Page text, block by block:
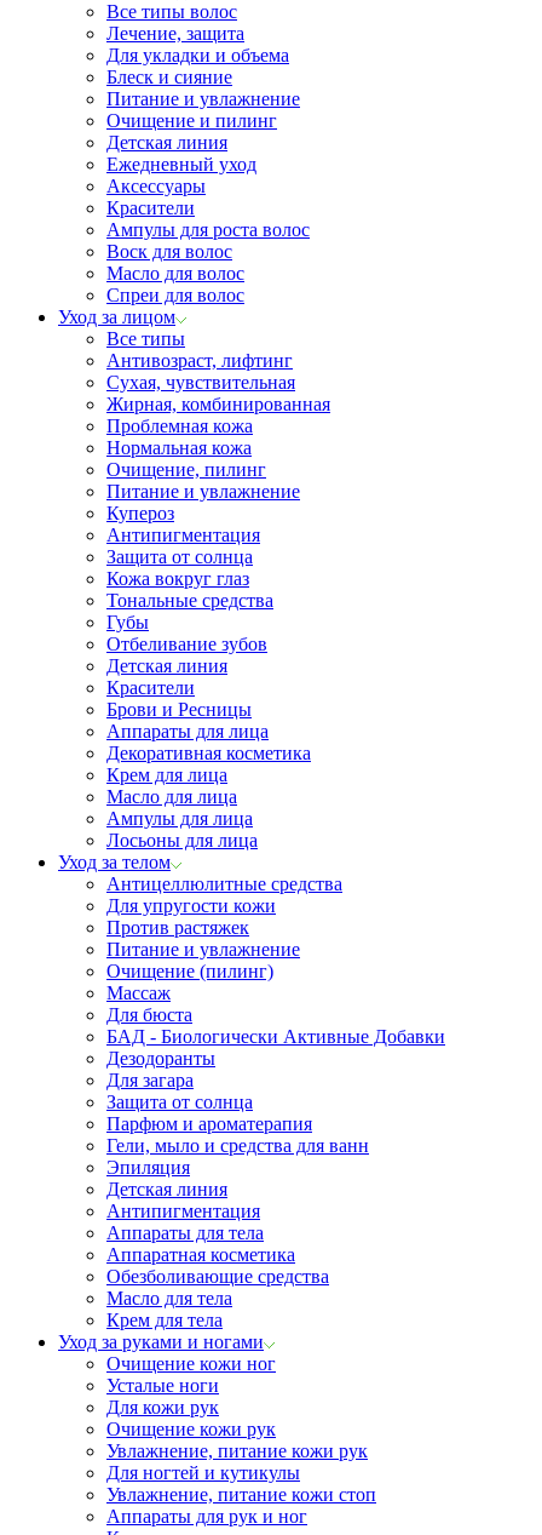
Все типы волос
Лечение, защита
Для укладки и объема
Блеск и сияние
Питание и увлажнение
Очищение и пилинг
Детская линия
Ежедневный уход
Аксессуары
Красители
Ампулы для роста волос
Воск для волос
Масло для волос
Спреи для волос
Уход за лицом
Все типы
Антивозраст, лифтинг
Сухая, чувствительная
Жирная, комбинированная
Проблемная кожа
Нормальная кожа
Очищение, пилинг
Питание и увлажнение
Купероз
Антипигментация
Защита от солнца
Кожа вокруг глаз
Тональные средства
Губы
Отбеливание зубов
Детская линия
Красители
Брови и Ресницы
Аппараты для лица
Декоративная косметика
Крем для лица
Масло для лица
Ампулы для лица
Лосьоны для лица
Уход за телом
Антицеллюлитные средства
Для упругости кожи
Против растяжек
Питание и увлажнение
Очищение (пилинг)
Массаж
Для бюста
БАД - Биологически Активные Добавки
Дезодоранты
Для загара
Защита от солнца
Парфюм и ароматерапия
Гели, мыло и средства для ванн
Эпиляция
Детская линия
Антипигментация
Аппараты для тела
Аппаратная косметика
Обезболивающие средства
Масло для тела
Крем для тела
Уход за руками и ногами
Очищение кожи ног
Усталые ноги
Для кожи рук
Очищение кожи рук
Увлажнение, питание кожи рук
Для ногтей и кутикулы
Увлажнение, питание кожи стоп
Аппараты для рук и ног